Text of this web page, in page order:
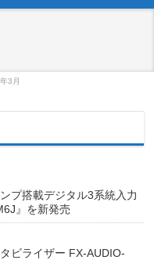
3月
プ搭載デジタル3系統入力
』を新発売
ビライザー FX-AUDIO-